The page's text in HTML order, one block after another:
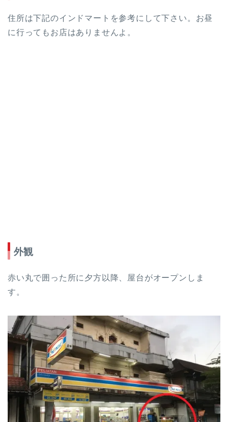
住所は下記のインドマートを参考にして下さい。お昼
に行ってもお店はありませんよ。
外観
赤い丸で囲った所に夕方以降、屋台がオープンしま
す。